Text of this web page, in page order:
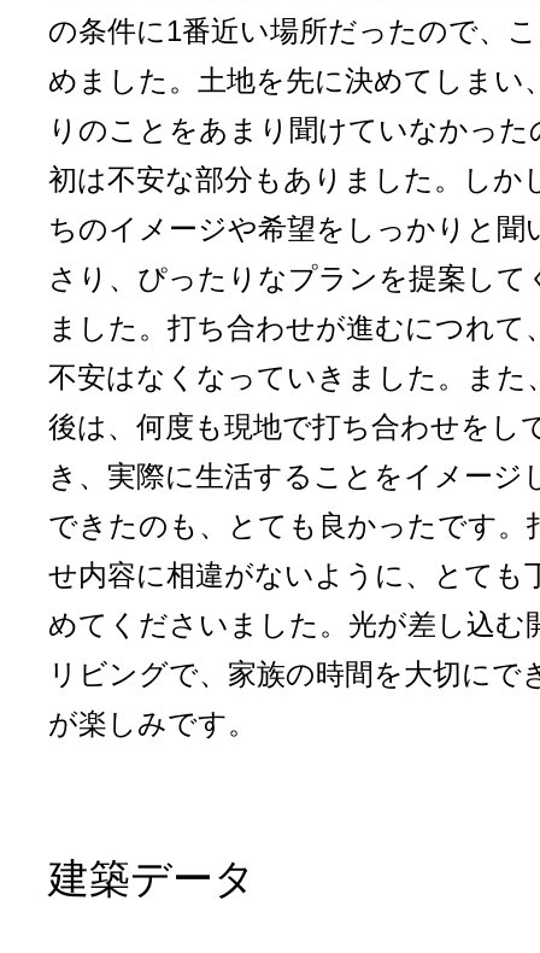
の条件に1番近い場所だったので、
めました。土地を先に決めてしまい
りのことをあまり聞けていなかった
初は不安な部分もありました。しか
ちのイメージや希望をしっかりと聞
さり、ぴったりなプランを提案して
ました。打ち合わせが進むにつれて
不安はなくなっていきました。また
後は、何度も現地で打ち合わせをし
き、実際に生活することをイメージ
できたのも、とても良かったです。
せ内容に相違がないように、とても
めてくださいました。光が差し込む
リビングで、家族の時間を大切にで
が楽しみです。
建築データ